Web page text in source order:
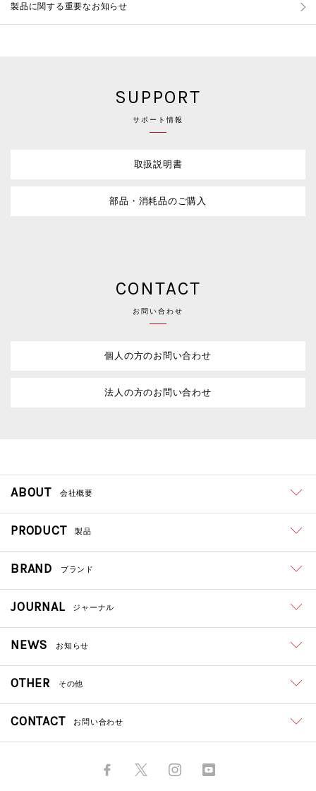
製品に関する重要なお知らせ
SUPPORT
サポート情報
取扱説明書
部品・消耗品のご購入
CONTACT
お問い合わせ
個人の方のお問い合わせ
法人の方のお問い合わせ
ABOUT 会社概要
PRODUCT 製品
BRAND ブランド
JOURNAL ジャーナル
NEWS お知らせ
OTHER その他
CONTACT お問い合わせ